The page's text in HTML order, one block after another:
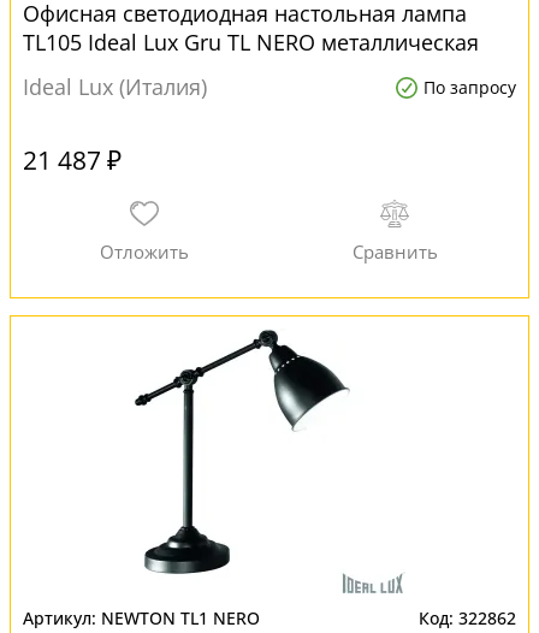
Офисная светодиодная настольная лампа
TL105 Ideal Lux Gru TL NERO металлическая
Ideal Lux (Италия)
По запросу
21 487 ₽
NEWTON TL1 NERO 322862